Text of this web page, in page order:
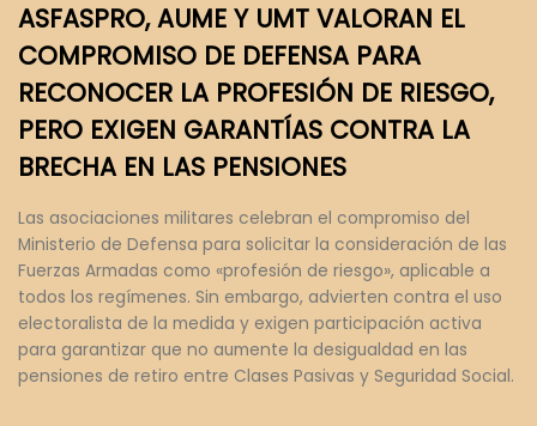
ASFASPRO, AUME Y UMT VALORAN EL
COMPROMISO DE DEFENSA PARA
RECONOCER LA PROFESIÓN DE RIESGO,
PERO EXIGEN GARANTÍAS CONTRA LA
BRECHA EN LAS PENSIONES
Las asociaciones militares celebran el compromiso del
Ministerio de Defensa para solicitar la consideración de las
Fuerzas Armadas como «profesión de riesgo», aplicable a
todos los regímenes. Sin embargo, advierten contra el uso
electoralista de la medida y exigen participación activa
para garantizar que no aumente la desigualdad en las
pensiones de retiro entre Clases Pasivas y Seguridad Social.